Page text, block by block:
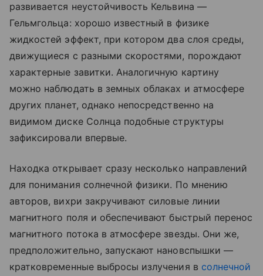
развивается неустойчивость Кельвина —
Гельмгольца: хорошо известный в физике
жидкостей эффект, при котором два слоя среды,
движущиеся с разными скоростями, порождают
характерные завитки. Аналогичную картину
можно наблюдать в земных облаках и атмосфере
других планет, однако непосредственно на
видимом диске Солнца подобные структуры
зафиксировали впервые.
Находка открывает сразу несколько направлений
для понимания солнечной физики. По мнению
авторов, вихри закручивают силовые линии
магнитного поля и обеспечивают быстрый перенос
магнитного потока в атмосфере звезды. Они же,
предположительно, запускают нановспышки —
кратковременные выбросы излучения в солнечной